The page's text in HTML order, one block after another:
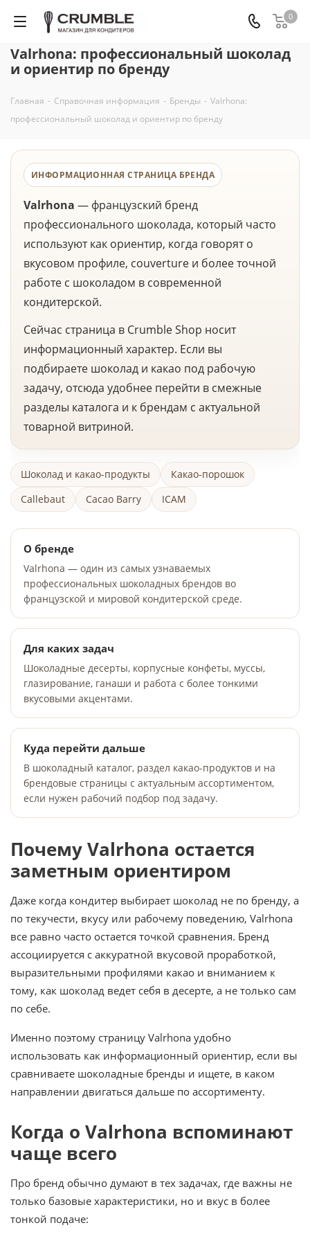
0
Valrhona: профессиональный шоколад
и ориентир по бренду
Главная - Справочная информация - Бренды - Valrhona:
профессиональный шоколад и ориентир по бренду
ИНФОРМАЦИОННАЯ СТРАНИЦА БРЕНДА
Valrhona — французский бренд
профессионального шоколада, который часто
используют как ориентир, когда говорят о
вкусовом профиле, couverture и более точной
работе с шоколадом в современной
кондитерской.
Сейчас страница в Crumble Shop носит
информационный характер. Если вы
подбираете шоколад и какао под рабочую
задачу, отсюда удобнее перейти в смежные
разделы каталога и к брендам с актуальной
товарной витриной.
Шоколад и какао-продукты
Какао-порошок
Callebaut
Cacao Barry ICAM
О бренде
Valrhona — один из самых узнаваемых
профессиональных шоколадных брендов во
французской и мировой кондитерской среде.
Для каких задач
Шоколадные десерты, корпусные конфеты, муссы,
глазирование, ганаши и работа с более тонкими
вкусовыми акцентами.
Куда перейти дальше
В шоколадный каталог, раздел какао-продуктов и на
брендовые страницы с актуальным ассортиментом,
если нужен рабочий подбор под задачу.
Почему Valrhona остается
заметным ориентиром
Даже когда кондитер выбирает шоколад не по бренду, а
по текучести, вкусу или рабочему поведению, Valrhona
все равно часто остается точкой сравнения. Бренд
ассоциируется с аккуратной вкусовой проработкой,
выразительными профилями какао и вниманием к
тому, как шоколад ведет себя в десерте, а не только сам
по себе.
Именно поэтому страницу Valrhona удобно
использовать как информационный ориентир, если вы
сравниваете шоколадные бренды и ищете, в каком
направлении двигаться дальше по ассортименту.
Когда о Valrhona вспоминают
чаще всего
Про бренд обычно думают в тех задачах, где важны не
только базовые характеристики, но и вкус в более
тонкой подаче: